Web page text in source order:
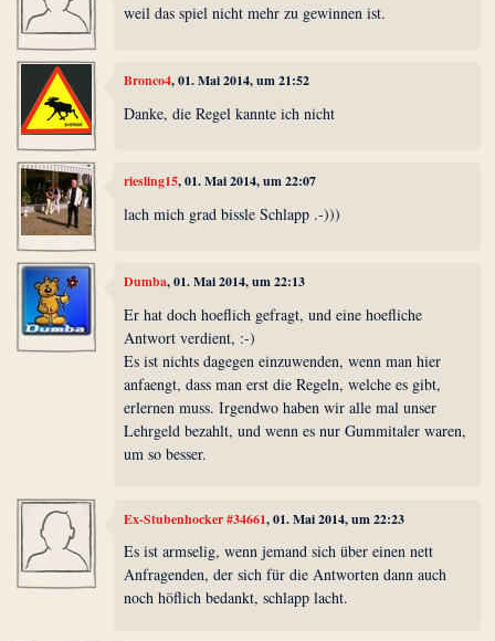
weil das spiel nicht mehr zu gewinnen ist.
Bronco4, 01. Mai 2014, um 21:52
Danke, die Regel kannte ich nicht
riesling15, 01. Mai 2014, um 22:07
lach mich grad bissle Schlapp .-)))
Dumba, 01. Mai 2014, um 22:13
Er hat doch hoeflich gefragt, und eine hoefliche
Antwort verdient, :-)
Es ist nichts dagegen einzuwenden, wenn man hier
anfaengt, dass man erst die Regeln, welche es gibt,
erlernen muss. Irgendwo haben wir alle mal unser
Lehrgeld bezahlt, und wenn es nur Gummitaler waren,
um so besser.
Ex-Stubenhocker #34661, 01. Mai 2014, um 22:23
Es ist armselig, wenn jemand sich über einen nett
Anfragenden, der sich für die Antworten dann auch
noch höflich bedankt, schlapp lacht.